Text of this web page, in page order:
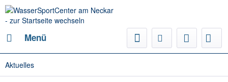
Menü
Aktuelles